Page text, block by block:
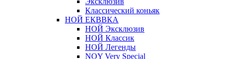
Классический коньяк
НОЙ ЕКВВКА
НОЙ Эксклюзив
НОЙ Классик
НОЙ Легенды
NOY Very Speсial